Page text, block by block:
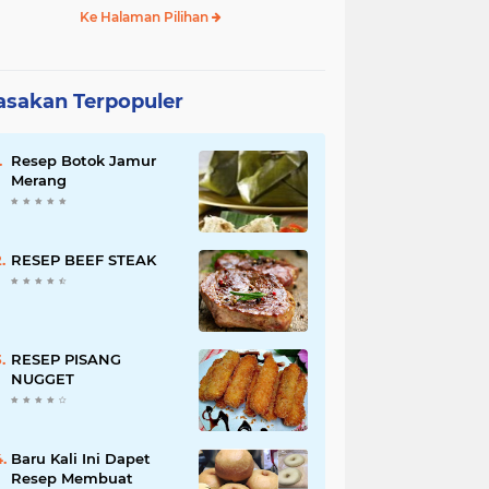
Ke Halaman Pilihan
Terpopuler
Resep Botok Jamur
Merang
RESEP BEEF STEAK
RESEP PISANG
NUGGET
Baru Kali Ini Dapet
Resep Membuat